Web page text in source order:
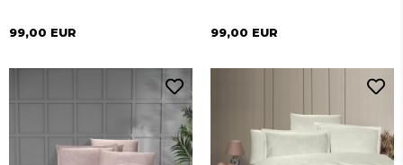
99,00 EUR 99,00 EUR